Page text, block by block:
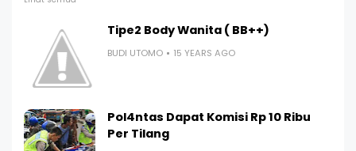
Tipe2 Body Wanita ( BB++)
BUDI UTOMO 15 YEARS AGO
Pol4ntas Dapat Komisi Rp 10 Ribu
Per Tilang